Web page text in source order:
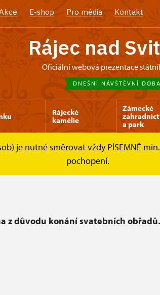
E-shop Pro média Kontakt
Rájec nad
Oficiální webová prezentace
DNEŠNÍ NÁVŠTĚVNÍ DOBA
Rájecké
kamélie
Zámecké
a park
je nutné směrovat vždy PÍSEMNĚ
pochopení.
Návštěvní doba
z důvodu konání svatebních obřadů.